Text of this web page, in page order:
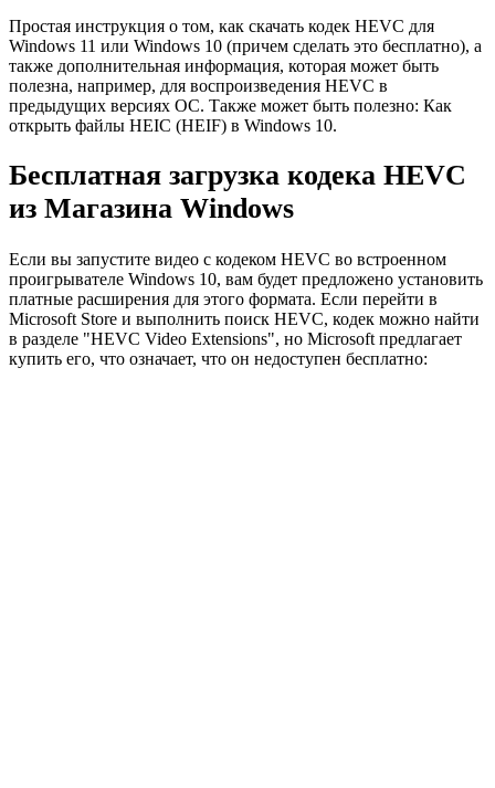
Простая инструкция о том, как скачать кодек HEVC для
Windows 11 или Windows 10 (причем сделать это бесплатно), а
также дополнительная информация, которая может быть
полезна, например, для воспроизведения HEVC в
предыдущих версиях ОС. Также может быть полезно: Как
открыть файлы HEIC (HEIF) в Windows 10.
Бесплатная загрузка кодека HEVC
из Магазина Windows
Если вы запустите видео с кодеком HEVC во встроенном
проигрывателе Windows 10, вам будет предложено установить
платные расширения для этого формата. Если перейти в
Microsoft Store и выполнить поиск HEVC, кодек можно найти
в разделе "HEVC Video Extensions", но Microsoft предлагает
купить его, что означает, что он недоступен бесплатно: